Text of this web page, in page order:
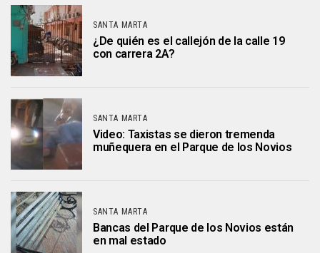
SANTA MARTA
¿De quién es el callejón de la calle 19
con carrera 2A?
SANTA MARTA
Video: Taxistas se dieron tremenda
muñequera en el Parque de los Novios
SANTA MARTA
Bancas del Parque de los Novios están
en mal estado